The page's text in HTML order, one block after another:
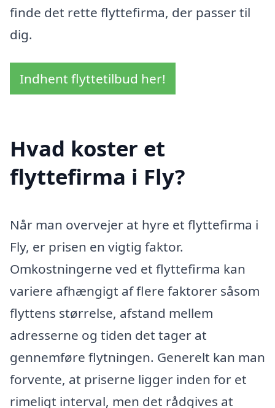
finde det rette flyttefirma, der passer til
dig.
Indhent flyttetilbud her!
Hvad koster et
flyttefirma i Fly?
Når man overvejer at hyre et flyttefirma i
Fly, er prisen en vigtig faktor.
Omkostningerne ved et flyttefirma kan
variere afhængigt af flere faktorer såsom
flyttens størrelse, afstand mellem
adresserne og tiden det tager at
gennemføre flytningen. Generelt kan man
forvente, at priserne ligger inden for et
rimeligt interval, men det rådgives at